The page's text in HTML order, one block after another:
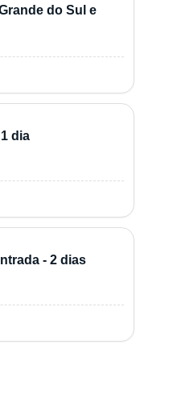
do Sul e
dia
- 2 dias